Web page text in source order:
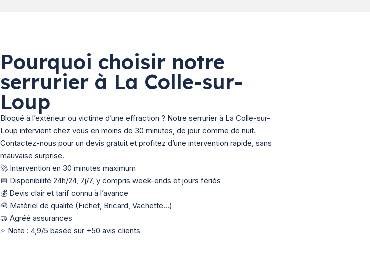
Pourquoi choisir notre
serrurier à La Colle-sur-
Loup
Bloqué à l’extérieur ou victime d’une effraction ? Notre serrurier à La Colle-sur-
Loup intervient chez vous en moins de 30 minutes, de jour comme de nuit.
Contactez-nous pour un devis gratuit et profitez d’une intervention rapide, sans
mauvaise surprise.
🚀 Intervention en 30 minutes maximum
📅 Disponibilité 24h/24, 7j/7, y compris week-ends et jours fériés
💰 Devis clair et tarif connu à l’avance
🧰 Matériel de qualité (Fichet, Bricard, Vachette…)
🤝 Agréé assurances
⭐ Note : 4,9/5 basée sur +50 avis clients